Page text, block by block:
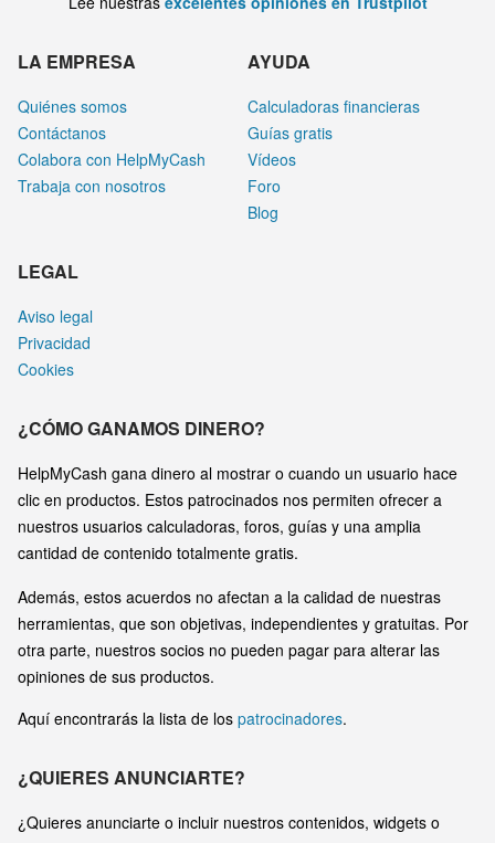
LA EMPRESA
Quiénes somos
Contáctanos
Colabora con HelpMyCash
Trabaja con nosotros
AYUDA
Calculadoras financieras
Guías gratis
Vídeos
Foro
Blog
LEGAL
Aviso legal
Privacidad
Cookies
¿CÓMO GANAMOS DINERO?
HelpMyCash gana dinero al mostrar o cuando un usuario hace
clic en productos. Estos patrocinados nos permiten ofrecer a
nuestros usuarios calculadoras, foros, guías y una amplia
cantidad de contenido totalmente gratis.
Además, estos acuerdos no afectan a la calidad de nuestras
herramientas, que son objetivas, independientes y gratuitas. Por
otra parte, nuestros socios no pueden pagar para alterar las
opiniones de sus productos.
Aquí encontrarás la lista de los patrocinadores.
¿QUIERES ANUNCIARTE?
¿Quieres anunciarte o incluir nuestros contenidos, widgets o